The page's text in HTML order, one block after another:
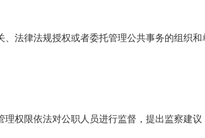
律法规授权或者委托管理公共事务的组织和
限依法对公职人员进行监督，提出监察建议